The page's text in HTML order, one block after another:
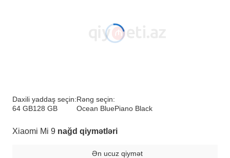
Daxili yaddaş seçin:
64 GB128 GB
Rəng seçin:
Ocean BluePiano Black
Xiaomi Mi 9 nağd qiymətləri
Ən ucuz qiymət